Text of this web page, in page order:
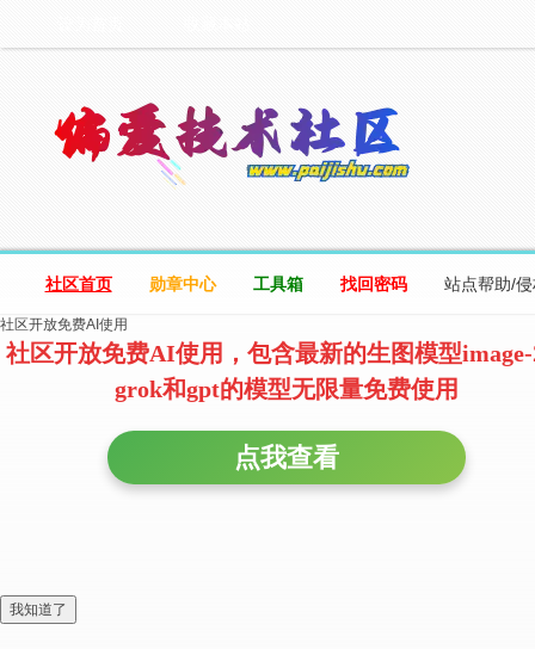
社区首页 勋章中心 工具箱 找回密码 站点帮助/
社区开放免费AI使用
社区开放免费AI使用，包含最新的生图模型
grok和gpt的模型无限量免费使用
点我查看
我知道了